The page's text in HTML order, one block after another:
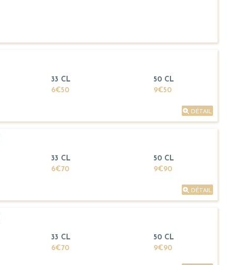
33 CL
6€50
50 CL
9€50
DÉTAIL
33 CL
6€70
50 CL
9€90
DÉTAIL
33 CL
6€70
50 CL
9€90